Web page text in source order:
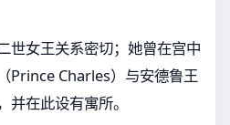
世女王关系密切；她曾在宫中
Prince Charles）与安德鲁王
在此设有寓所。